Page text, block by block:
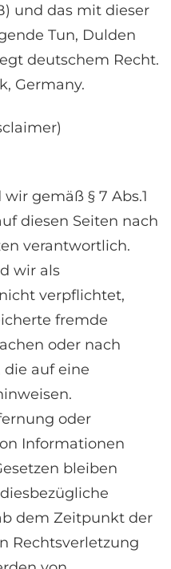
und das mit dieser
Tun, Dulden
deutschem Recht.
Germany.
gemäß § 7 Abs.1
diesen Seiten nach
verantwortlich.
wir als
verpflichtet,
fremde
oder nach
die auf eine
oder
Informationen
bleiben
dem Zeitpunkt der
Rechtsverletzung